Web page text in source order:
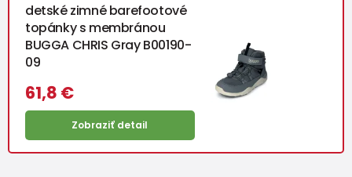
detské zimné barefootové
topánky s membránou
BUGGA CHRIS Gray B00190-
09
61,8 €
Zobraziť detail